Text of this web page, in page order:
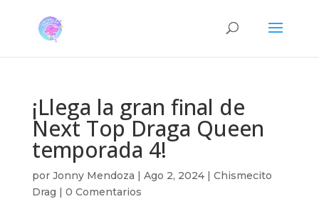
¡Llega la gran final de
Next Top Draga Queen
temporada 4!
por Jonny Mendoza | Ago 2, 2024| Chismecito
Drag | 0 Comentarios